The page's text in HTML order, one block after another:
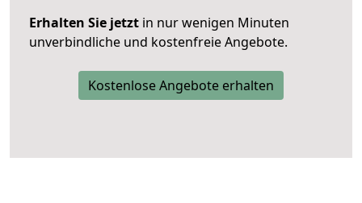
Erhalten Sie jetzt in nur wenigen Minuten
unverbindliche und kostenfreie Angebote.
Kostenlose Angebote erhalten